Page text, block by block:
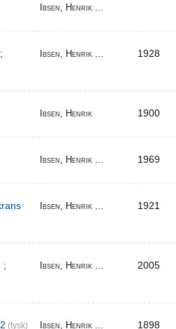
Ibsen, Henrik ...
Ibsen, Henrik ... 1928
Ibsen, Henrik 1900
Ibsen, Henrik ... 1969
Ibsen, Henrik ... 1921
;
Ibsen, Henrik ... 2005
(tysk) Ibsen, Henrik ... 1898